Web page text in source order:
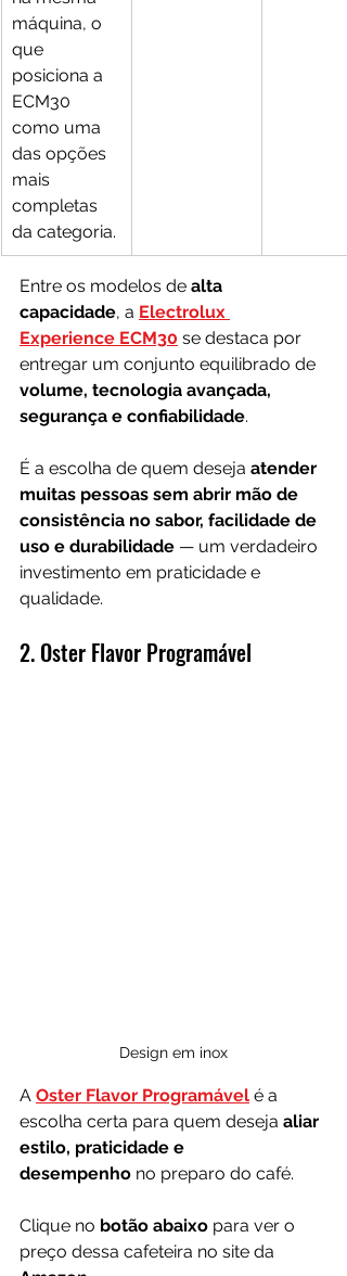
máquina, o
que
posiciona a
ECM30
como uma
das opções
mais
completas
da categoria.
Entre os modelos de alta
capacidade, a Electrolux
Experience ECM30 se destaca por
entregar um conjunto equilibrado de
volume, tecnologia avançada,
segurança e confiabilidade.
É a escolha de quem deseja atender
muitas pessoas sem abrir mão de
consistência no sabor, facilidade de
uso e durabilidade — um verdadeiro
investimento em praticidade e
qualidade.
2. Oster Flavor Programável
Design em inox
A Oster Flavor Programável é a
escolha certa para quem deseja aliar
estilo, praticidade e
desempenho no preparo do café.
Clique no botão abaixo para ver o
preço dessa cafeteira no site da